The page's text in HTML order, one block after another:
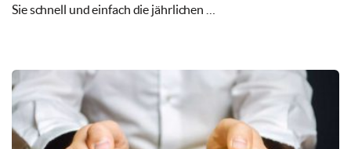
Sie schnell und einfach die jährlichen …